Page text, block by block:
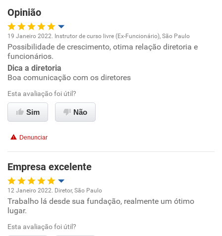
Opinião
Oportunidade de promoção
Ambiente de trabalho
Conciliação com a vida familiar
Benefícios
Recomenda a diretoria
19 Janeiro 2022. Instrutor de curso livre (Ex-Funcionário), São Paulo
Possibilidade de crescimento, otima relação diretoria e
funcionários.
Dica a diretoria
Boa comunicação com os diretores
Esta avaliação foi útil?
Sim Não
Denunciar
Empresa excelente
Oportunidade de promoção
Ambiente de trabalho
12 Janeiro 2022. Diretor, São Paulo
Trabalho lá desde sua fundação, realmente um ótimo
lugar.
Esta avaliação foi útil?